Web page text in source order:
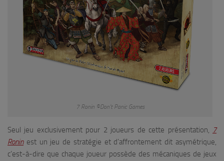
7 Ronin ©Don’t Panic Games
Seul jeu exclusivement pour 2 joueurs de cette présentation, 7
Roninest un jeu de stratégie et d’affrontement dit asymétrique,
c’est-à-dire que chaque joueur possède des mécaniques de jeux